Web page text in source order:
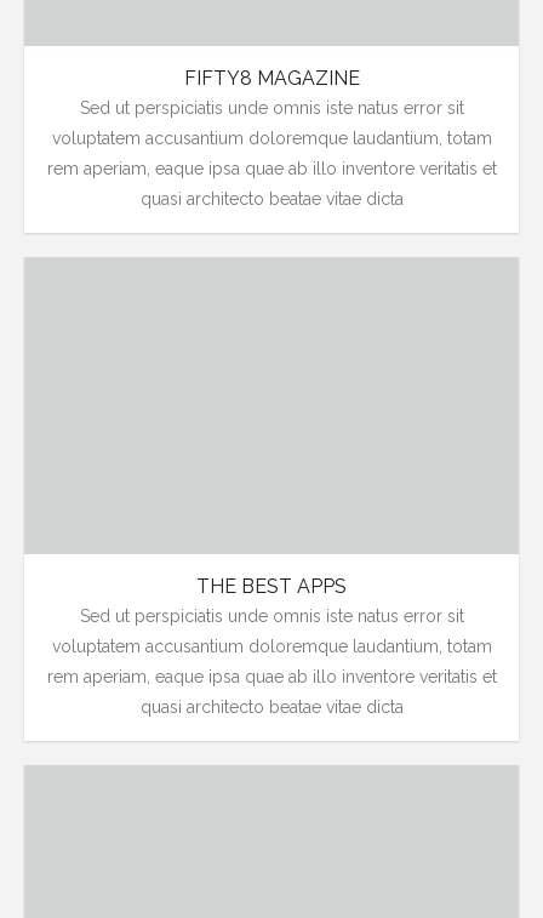
Contato
FIFTY8 MAGAZINE
Sed ut perspiciatis unde omnis iste natus error sit
voluptatem accusantium doloremque laudantium, totam
rem aperiam, eaque ipsa quae ab illo inventore veritatis et
quasi architecto beatae vitae dicta
THE BEST APPS
Sed ut perspiciatis unde omnis iste natus error sit
voluptatem accusantium doloremque laudantium, totam
rem aperiam, eaque ipsa quae ab illo inventore veritatis et
quasi architecto beatae vitae dicta